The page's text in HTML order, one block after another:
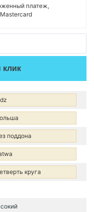
платеж,
клик
поддона
круга